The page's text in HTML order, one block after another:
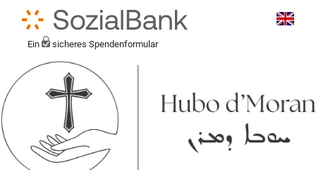
Ein sicheres Spendenformular